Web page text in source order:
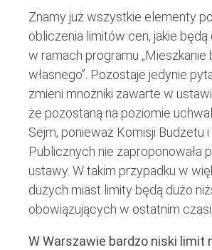
Znamy już wszystkie elementy
obliczenia limitów cen, jakie będą
w ramach programu „Mieszkanie
własnego”. Pozostaje jedynie
zmieni mnożniki zawarte w
że pozostaną na poziomie
Sejm, ponieważ Komisji Budżetu
Publicznych nie zaproponowała
ustawy. W takim przypadku w
dużych miast limity będą dużo
obowiązujących w ostatnim
W Warszawie bardzo niski limit